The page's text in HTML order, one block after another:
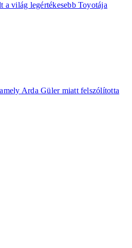
a világ legértékesebb Toyotája
Arda Güler miatt felszólította